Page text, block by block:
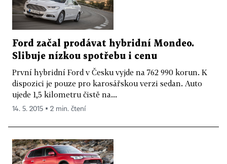
Ford začal prodávat hybridní Mondeo.
Slibuje nízkou spotřebu i cenu
První hybridní Ford v Česku vyjde na 762 990 korun. K
dispozici je pouze pro karosářskou verzi sedan. Auto
ujede 1,5 kilometru čistě na...
14. 5. 2015 ▪ 2 min. čtení